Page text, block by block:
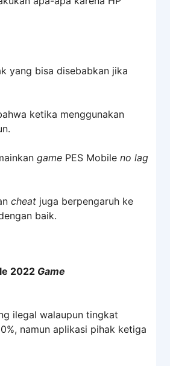
yang bisa disebabkan jika
ketika menggunakan
game PES Mobile no lag
cheat juga berpengaruh ke
baik.
2022 Game
ilegal walaupun tingkat
namun aplikasi pihak ketiga